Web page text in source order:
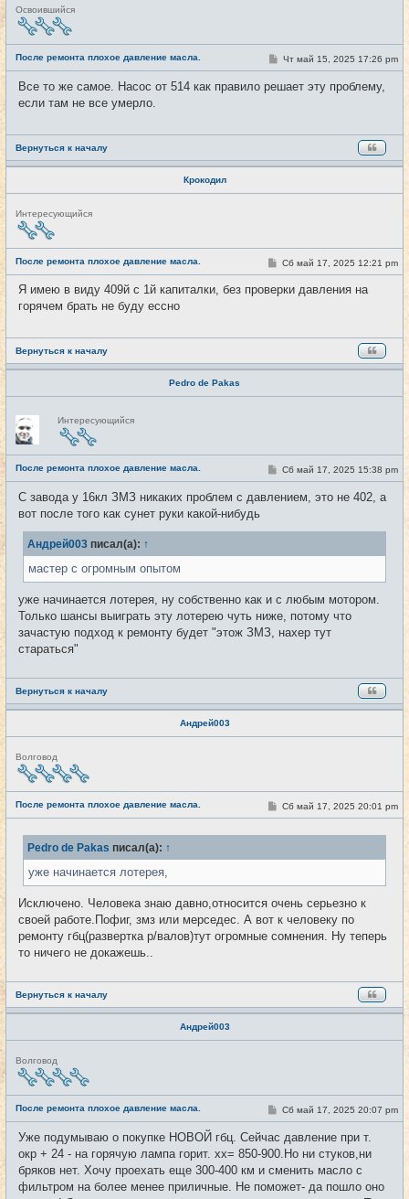
Н
е
в
т
и
Освоившийся
После ремонта плохое давление масла. #13
С
о
б
и
Чт май 15, 2025 17:26 pm
Все то же самое. Насос от 514 как правило решает эту проблему,
если там не все умерло.
Вернуться к началу
Крокодил
Н
е
в
т
и
Интересующийся
После ремонта плохое давление масла. #14
С
о
б
и
Сб май 17, 2025 12:21 pm
Я имею в виду 409й с 1й капиталки, без проверки давления на
горячем брать не буду ессно
Вернуться к началу
Pedro de Pakas
Н
е
в
с
е
т
и
Интересующийся
После ремонта плохое давление масла. #15
С
о
б
н
е
Сб май 17, 2025 15:38 pm
С завода у 16кл ЗМЗ никаких проблем с давлением, это не 402, а
вот после того как сунет руки какой-нибудь
Андрей003 писал(а): ↑
мастер с огромным опытом
уже начинается лотерея, ну собственно как и с любым мотором.
Только шансы выиграть эту лотерею чуть ниже, потому что
зачастую подход к ремонту будет "этож ЗМЗ, нахер тут
стараться"
Вернуться к началу
Андрей003
Н
е
в
т
и
Волговод
После ремонта плохое давление масла. #16
С
о
б
е
Сб май 17, 2025 20:01 pm
Pedro de Pakas писал(а): ↑
уже начинается лотерея,
Исключено. Человека знаю давно,относится очень серьезно к
своей работе.Пофиг, змз или мерседес. А вот к человеку по
ремонту гбц(развертка р/валов)тут огромные сомнения. Ну теперь
то ничего не докажешь..
Вернуться к началу
Андрей003
Н
е
в
т
и
Волговод
После ремонта плохое давление масла. #17
С
о
б
щ
н
и
Сб май 17, 2025 20:07 pm
Уже подумываю о покупке НОВОЙ гбц. Сейчас давление при т.
окр + 24 - на горячую лампа горит. хх= 850-900.Но ни стуков,ни
бряков нет. Хочу проехать еще 300-400 км и сменить масло с
фильтром на более менее приличные. Не поможет- да пошло оно